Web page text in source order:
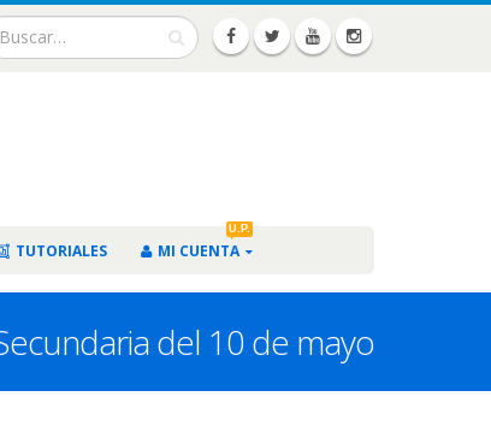
TUTORIALES MI CUENTA
U.P.
del 10 de mayo